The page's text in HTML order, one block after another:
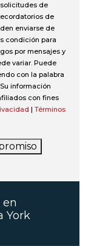
de
de
enviarse de
condición para
por mensajes y
variar. Puede
con la palabra
información
con fines
| Términos
York